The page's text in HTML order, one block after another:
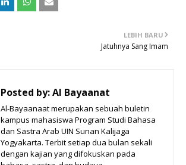
LEBIH BARU
Jatuhnya Sang Imam
Posted by:Al Bayaanat
Al-Bayaanaat merupakan sebuah buletin
kampus mahasiswa Program Studi Bahasa
dan Sastra Arab UIN Sunan Kalijaga
Yogyakarta. Terbit setiap dua bulan sekali
dengan kajian yang difokuskan pada